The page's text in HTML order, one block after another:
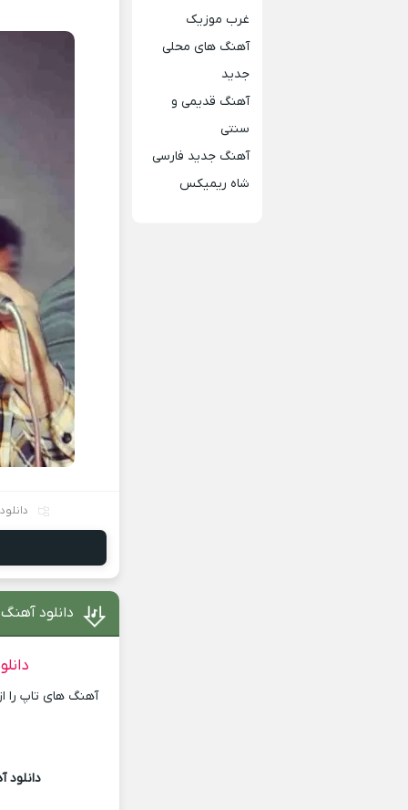
دانلود
آهنگ های تاپ را از
غرب موزیک
آهنگ های محلی
جدید
آهنگ قدیمی و
سنتی
آهنگ جدید فارسی
شاه ریمیکس